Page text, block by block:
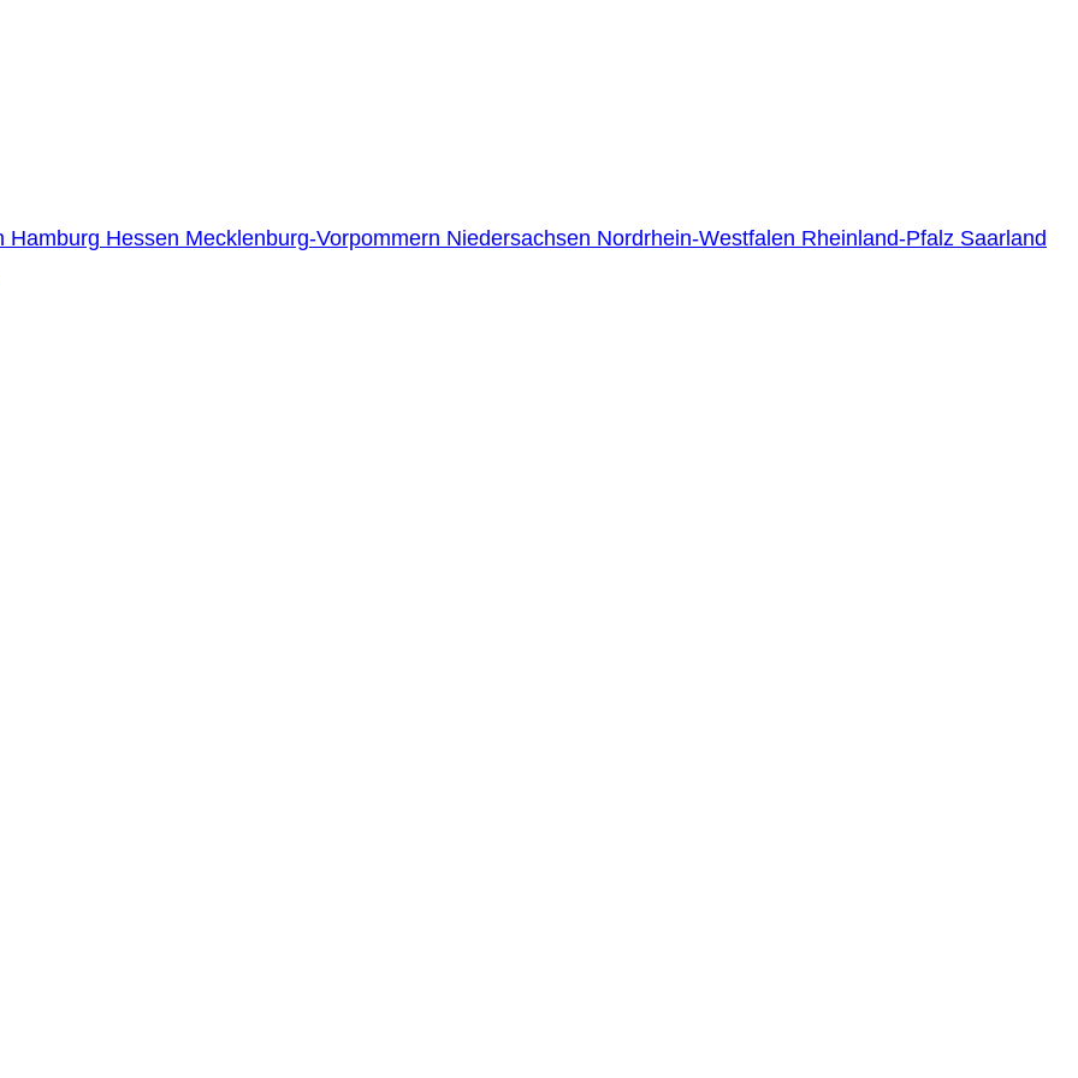
Hamburg Hessen Mecklenburg-Vorpommern Niedersachsen Nordrhein-Westfalen Rheinland-Pfalz Saarland